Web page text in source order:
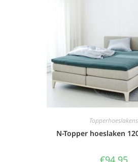
Topperhoeslakens
N-Topper hoeslaken
€94,95